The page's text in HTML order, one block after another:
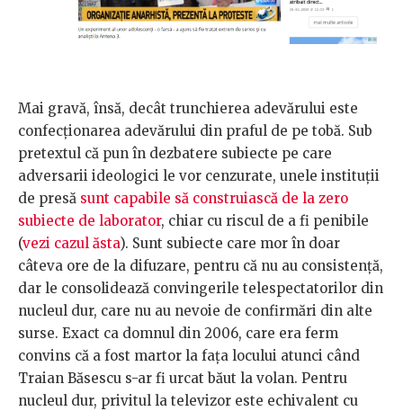
Mai gravă, însă, decât trunchierea adevărului este
confecționarea adevărului din praful de pe tobă. Sub
pretextul că pun în dezbatere subiecte pe care
adversarii ideologici le vor cenzurate, unele instituții
de presă sunt capabile să construiască de la zero
subiecte de laborator, chiar cu riscul de a fi penibile
(vezi cazul ăsta). Sunt subiecte care mor în doar
câteva ore de la difuzare, pentru că nu au consistență,
dar le consolidează convingerile telespectatorilor din
nucleul dur, care nu au nevoie de confirmări din alte
surse. Exact ca domnul din 2006, care era ferm
convins că a fost martor la fața locului atunci când
Traian Băsescu s-ar fi urcat băut la volan. Pentru
nucleul dur, privitul la televizor este echivalent cu